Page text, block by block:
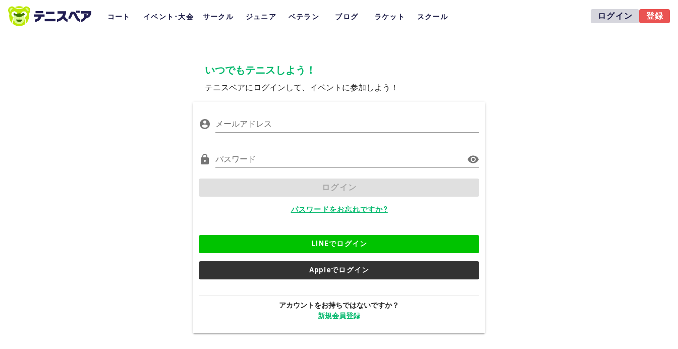
コート イベント･大会 サークル ジュニア ベテラン ブログ ラケット スクール ログイン 登録
いつでもテニスしよう！
テニスベアにログインして、イベントに参加しよう！
メールアドレス
パスワード
ログイン
パスワードをお忘れですか?
LINEでログイン
Appleでログイン
アカウントをお持ちではないですか？
新規会員登録